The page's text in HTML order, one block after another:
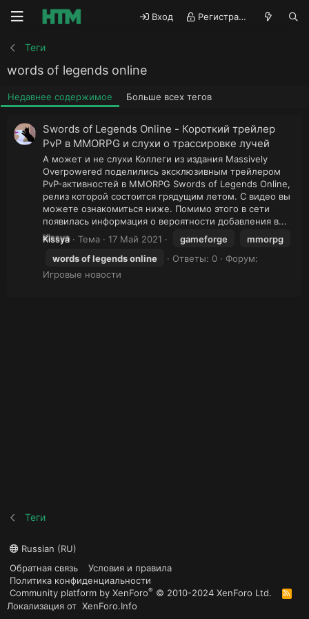
Вход Регистрация
Теги
words of legends online
Недавнее содержимое Больше всех тегов
Swords of Legends Online - Короткий трейлер
PvP в MMORPG и слухи о трассировке лучей
А может и не слухи Коллеги из издания Massively
Overpowered поделились эксклюзивным трейлером
PvP-активностей в MMORPG Swords of Legends Online,
релиз которой состоится грядущим летом. С видео вы
можете ознакомиться ниже. Помимо этого в сети
появилась информация о вероятности добавления в...
Kissya
Тема 17 Май 2021 gameforge
mmorpg
wordsoflegendsonline Ответы: 0
Форум:
Игровые новости
Теги
Russian (RU)
Обратная связь
Условия и правила
Политика конфиденциальности
Community platform by XenForo® © 2010-2024 XenForo Ltd.
R
S
Локализация от XenForo.Info